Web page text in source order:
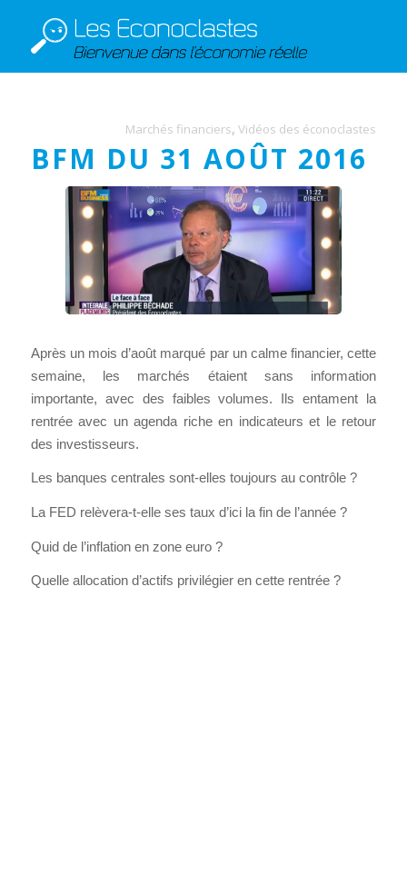
Marchés financiers,Vidéos des éconoclastes
BFM DU 31 AOÛT 2016
Après un mois d’août marqué par un calme financier, cette
semaine, les marchés étaient sans information
importante, avec des faibles volumes. Ils entament la
rentrée avec un agenda riche en indicateurs et le retour
des investisseurs.
Les banques centrales sont-elles toujours au contrôle ?
La FED relèvera-t-elle ses taux d’ici la fin de l’année ?
Quid de l’inflation en zone euro ?
Quelle allocation d’actifs privilégier en cette rentrée ?